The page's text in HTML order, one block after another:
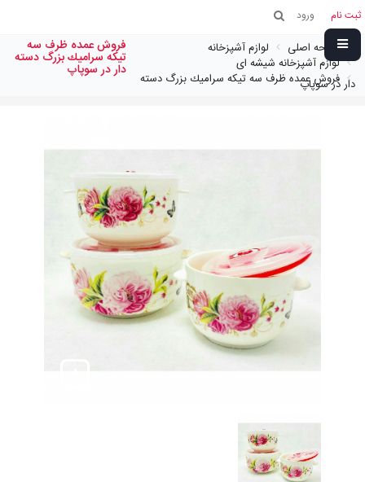
ثبت نام ورود
صفحه اصلی
لوازم آشپزخانه
لوازم آشپزخانه شیشه ای
فروش عمده ظرف سه تيكه سراميك بزرگ دسته
دار در سوپاپ
فروش عمده ظرف سه
تيكه سراميك بزرگ دسته
دار در سوپاپ